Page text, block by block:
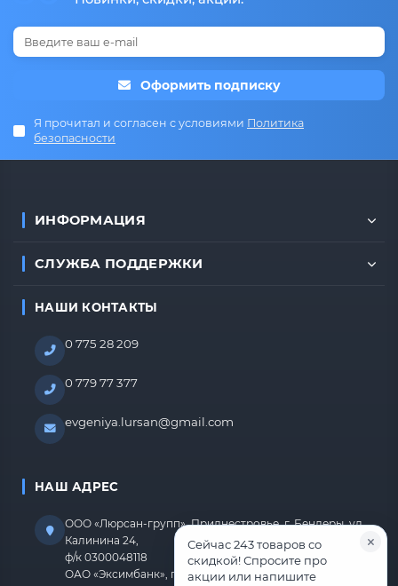
Оформить подписку
Я прочитал и согласен с условиями Политика
безопасности
ИНФОРМАЦИЯ
СЛУЖБА ПОДДЕРЖКИ
НАШИ КОНТАКТЫ
0 775 28 209
0 779 77 377
evgeniya.lursan@gmail.com
НАШ АДРЕС
ООО «Люрсан-групп», Приднестровье, г. Бендеры, ул.
Калинина 24,
ф/к 0300048118
ОАО «Эксимбанк», г.Бендеры, р/с 2212670000000818
Сейчас 243 товаров со
скидкой! Спросите про
акции или напишите